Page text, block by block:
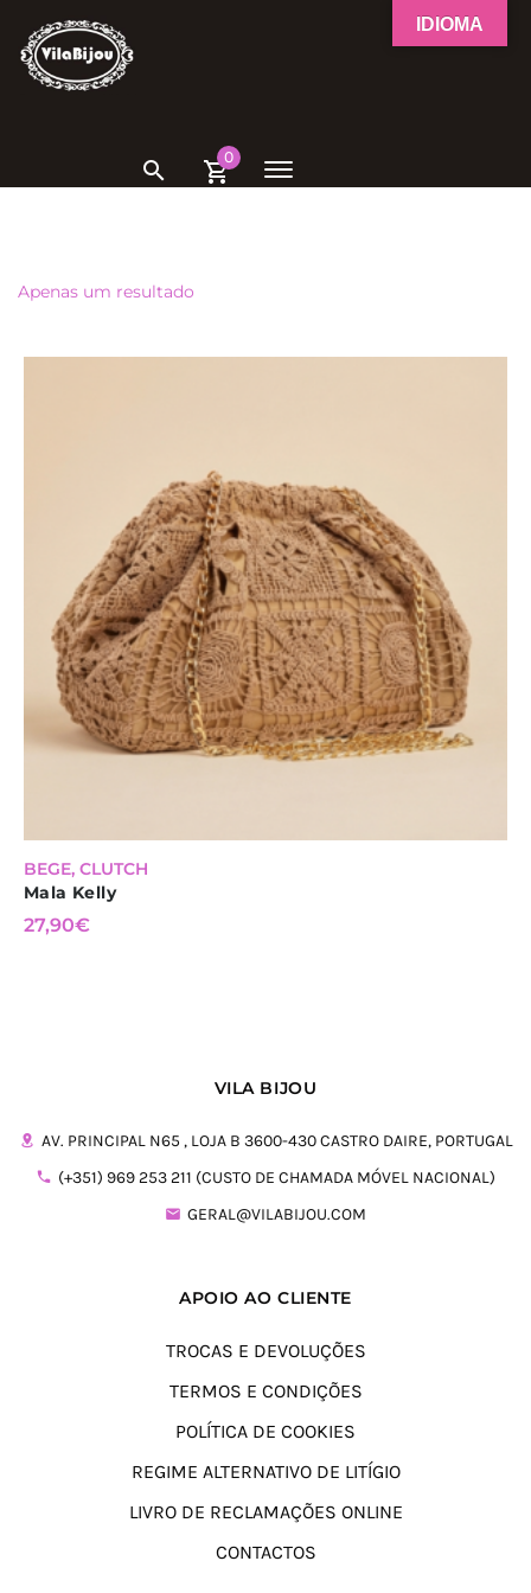
0
Apenas um resultado
BEGE, CLUTCH
Mala Kelly
27,90€
VILA BIJOU
AV. PRINCIPAL N65 , LOJA B 3600-430 CASTRO DAIRE, PORTUGAL
(+351) 969 253 211 (CUSTO DE CHAMADA MÓVEL NACIONAL)
GERAL@VILABIJOU.COM
APOIO AO CLIENTE
TROCAS E DEVOLUÇÕES
TERMOS E CONDIÇÕES
POLÍTICA DE COOKIES
REGIME ALTERNATIVO DE LITÍGIO
LIVRO DE RECLAMAÇÕES ONLINE
CONTACTOS
IDIOMA